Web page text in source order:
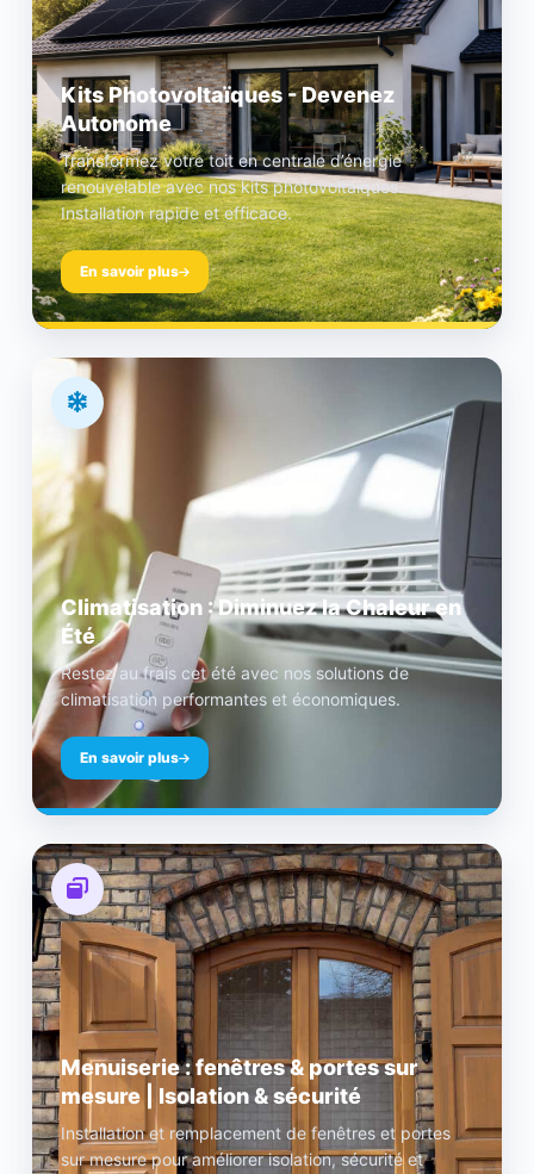
Kits Photovoltaïques - Devenez
Autonome
Transformez votre toit en centrale d’énergie
renouvelable avec nos kits photovoltaïques.
Installation rapide et efficace.
En savoir plus
Climatisation : Diminuez la Chaleur en
Été
Restez au frais cet été avec nos solutions de
climatisation performantes et économiques.
En savoir plus
Menuiserie : fenêtres & portes sur
mesure | Isolation & sécurité
Installation et remplacement de fenêtres et portes
sur mesure pour améliorer isolation, sécurité et